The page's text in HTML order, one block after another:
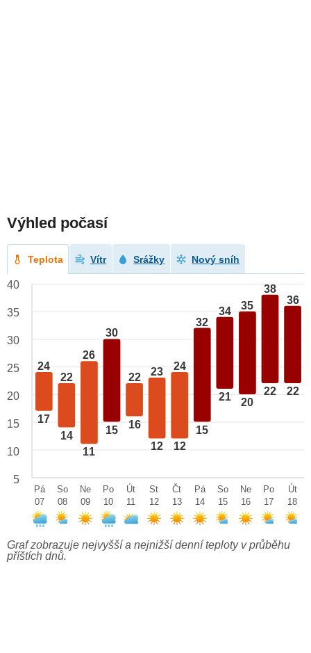
Výhled počasí
Teplota Vítr Srážky Nový sníh
24
17
22
14
26
11
30
15
22
16
23
12
24
12
32
15
34
21
35
20
38
22
36
22
40
35
30
25
20
15
10
5
Pá
07
So
08
Ne
09
Po
10
Út
11
St
12
Čt
13
Pá
14
So
15
Ne
16
Po
17
Út
18
Graf zobrazuje nejvyšší a nejnižší denní teploty v průběhu
příštích dnů.